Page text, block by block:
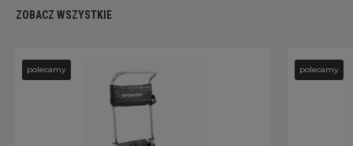
ZOBACZ WSZYSTKIE
polecamy polecamy